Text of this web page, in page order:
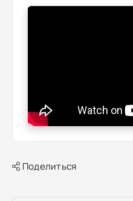
Поделиться